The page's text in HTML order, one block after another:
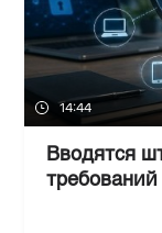
14:44
Вводятся
требований